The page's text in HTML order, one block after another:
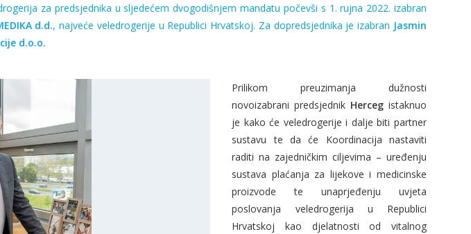
za predsjednika u sljedećem dvogodišnjemmandatu počevši s 1. rujna 2022. izabran
d.d., najveće veledrogerije u Republici Hrvatskoj. Za dopredsjednika je izabran Jasmin
d.o.o.
Prilikom preuzimanja dužnosti
novoizabrani predsjednik Herceg istaknuo
je kako će veledrogerije i dalje biti partner
sustavu te da će Koordinacija nastaviti
raditi na zajedničkim ciljevima – uređenju
sustava plaćanja za lijekove i medicinske
proizvode te unaprjeđenju uvjeta
poslovanja veledrogerija u Republici
Hrvatskoj kao djelatnosti od vitalnog